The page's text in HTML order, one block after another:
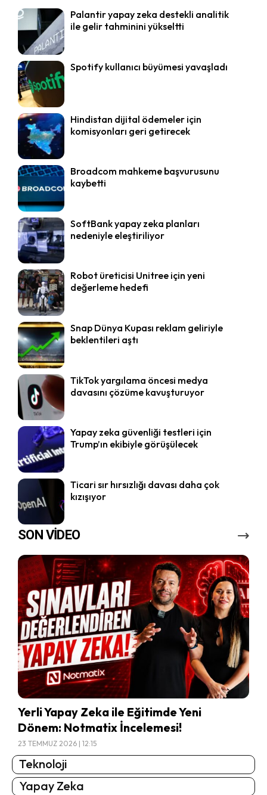
Palantir yapay zeka destekli analitik
ile gelir tahminini yükseltti
Spotify kullanıcı büyümesi yavaşladı
Hindistan dijital ödemeler için
komisyonları geri getirecek
Broadcom mahkeme başvurusunu
kaybetti
SoftBank yapay zeka planları
nedeniyle eleştiriliyor
Robot üreticisi Unitree için yeni
değerleme hedefi
Snap Dünya Kupası reklam geliriyle
beklentileri aştı
TikTok yargılama öncesi medya
davasını çözüme kavuşturuyor
Yapay zeka güvenliği testleri için
Trump’ın ekibiyle görüşülecek
Ticari sır hırsızlığı davası daha çok
kızışıyor
SON VİDEO
Yerli Yapay Zeka ile Eğitimde Yeni
Dönem: Notmatix İncelemesi!
23 TEMMUZ 2026 | 12:15
Teknoloji
Yapay Zeka